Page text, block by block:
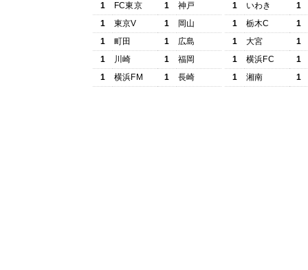
1
FC東京 1
神戸
1
東京V 1
岡山
1
町田 1
広島
1
川崎 1
福岡
1
横浜FM 1 長崎
1
いわき
1
1
栃木C
1
1
大宮
1
1
横浜FC
1
1
湘南 1